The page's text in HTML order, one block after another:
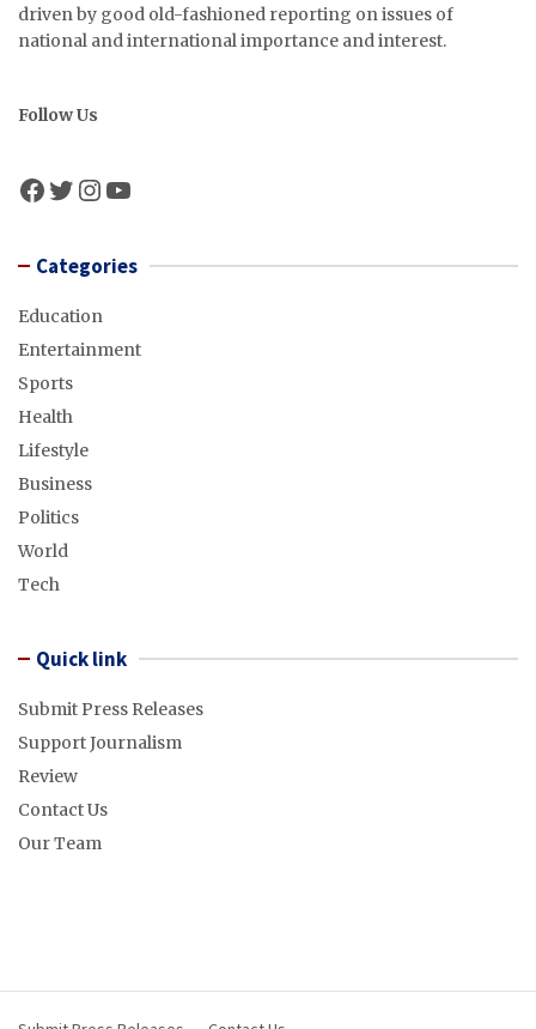
driven by good old-fashioned reporting on issues of
national and international importance and interest.
Follow Us
Facebook
Twitter
Instagram
YouTube
Categories
Education
Entertainment
Sports
Health
Lifestyle
Business
Politics
World
Tech
Quick link
Submit Press Releases
Support Journalism
Review
Contact Us
Our Team